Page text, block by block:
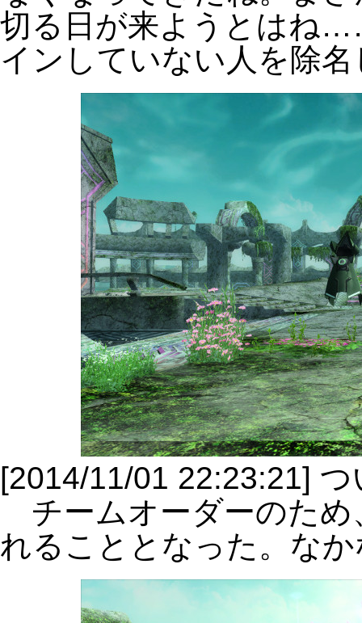
切る日が来ようとはね
インしていない人を除
[2014/11/01 22:23:21]
チームオーダーのため
れることとなった。な